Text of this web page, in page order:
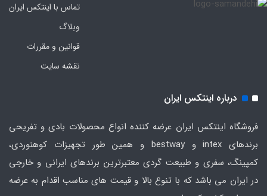
تماس با اینتکس ایران
وبلاگ
قوانین و مقررات
نقشه سایت
درباره اینتکس ایران
فروشگاه اینتکس ایران عرضه کننده انواع محصولات بادی و تفریحی
برندهای intex و bestway و همین طور تجهیزات کوهنوردی،
کمپینگ، سفری و طبیعت گردی معتبرترین برندهای ایرانی و خارجی
در ایران می باشد که با تنوع بالا و قیمت های مناسب اقدام به عرضه